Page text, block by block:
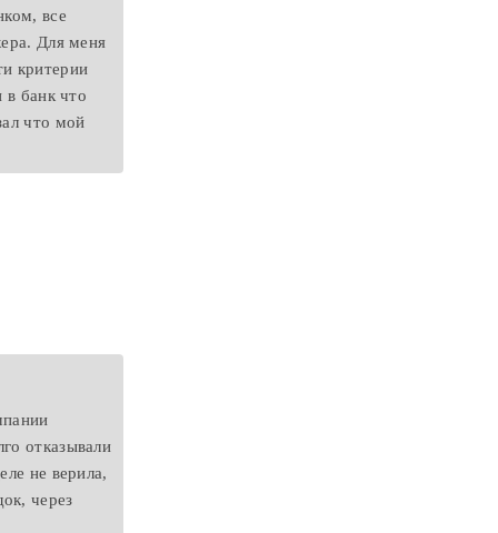
все
Для меня
критерии
в банк что
что мой
отказывали
не верила,
через